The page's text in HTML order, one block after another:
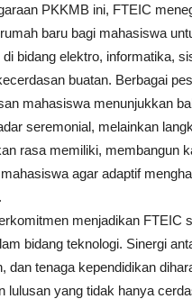
PKKMB ini, FTEIC
baru bagi mahasiswa
bidang elektro, informatika,
buatan. Berbagai
mahasiswa menunjukkan
seremonial, melainkan
rasa memiliki, membangun
agar adaptif
menjadikan FTEIC
bidang teknologi. Sinergi
dan tenaga kependidikan
lulusan yang tidak hanya